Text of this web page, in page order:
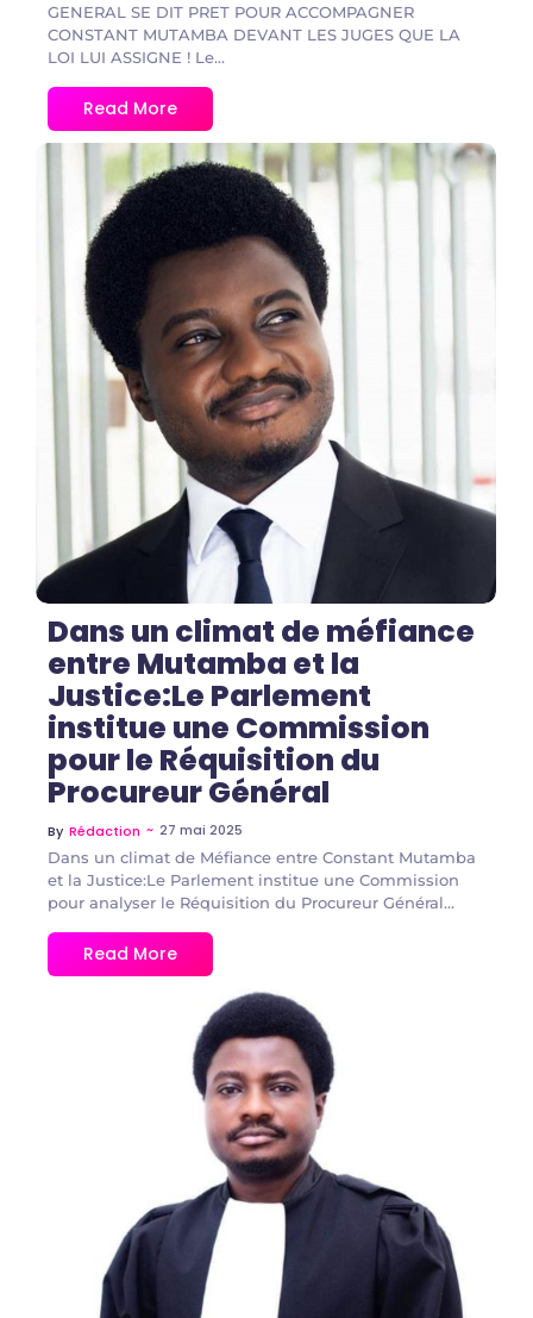
GENERAL SE DIT PRET POUR ACCOMPAGNER
CONSTANT MUTAMBA DEVANT LES JUGES QUE LA
LOI LUI ASSIGNE ! Le...
Read More
No Comments
Dans un climat de méfiance
entre Mutamba et la
Justice:Le Parlement
institue une Commission
pour le Réquisition du
Procureur Général
By Rédaction ~ 27 mai 2025
Dans un climat de Méfiance entre Constant Mutamba
et la Justice:Le Parlement institue une Commission
pour analyser le Réquisition du Procureur Général...
Read More
No Comments